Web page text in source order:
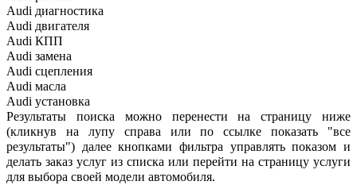
Audi диагностика
Audi двигателя
Audi КПП
Audi замена
Audi сцепления
Audi масла
Audi установка
Результаты поиска можно перенести на страницу ниже
(кликнув на лупу справа или по ссылке показать "все
результаты") далее кнопками фильтра управлять показом и
делать заказ услуг из списка или перейти на страницу услуги
для выбора своей модели автомобиля.